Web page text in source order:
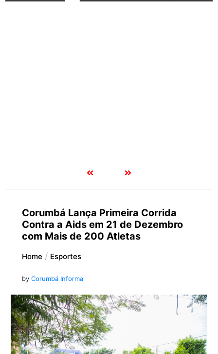
Corumbá Lança Primeira Corrida
Contra a Aids em 21 de Dezembro
com Mais de 200 Atletas
Home Esportes
by Corumbá Informa